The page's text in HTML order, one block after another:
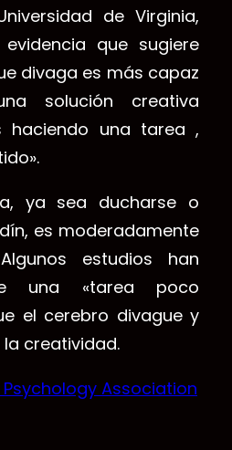
de Virginia,
que sugiere
divaga es más capaz
solución creativa
haciendo una tarea ,
ya sea ducharse o
es moderadamente
estudios han
una «tarea poco
el cerebro divague y
creatividad.
Association